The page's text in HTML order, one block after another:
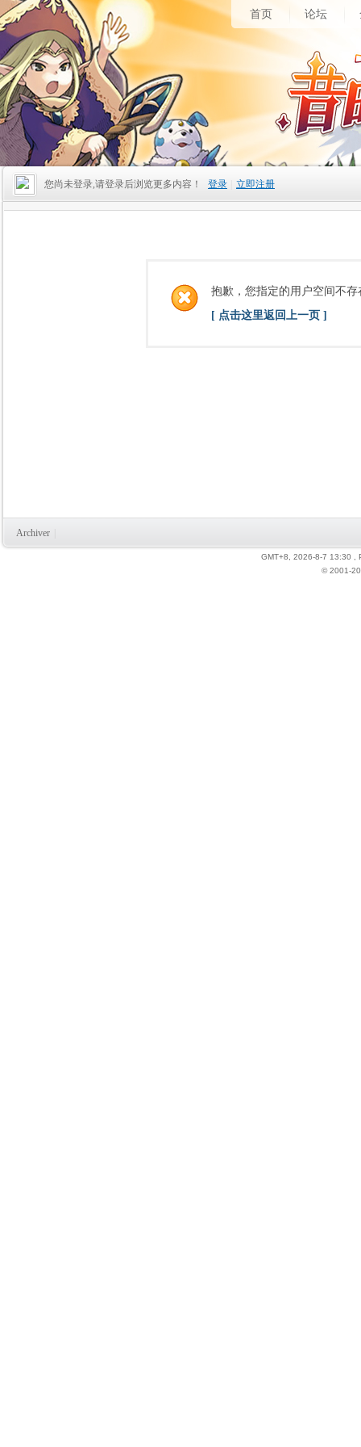
首页 论坛
您尚未登录,请登录后浏览更多内容！ 登录 立即注册
抱歉，您指定的用户空间不存
[ 点击这里返回上一页 ]
Archiver
GMT+8, 2026-8-7 13:30
© 2001-